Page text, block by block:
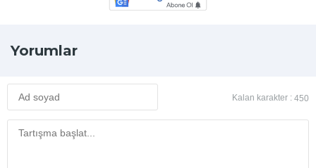
Yorumlar
Kalan karakter : 450